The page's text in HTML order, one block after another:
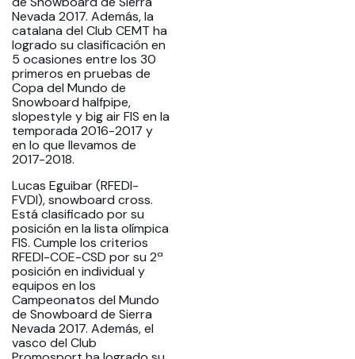
Nevada 2017. Además, la
catalana del Club CEMT ha
logrado su clasificación en
5 ocasiones entre los 30
primeros en pruebas de
Copa del Mundo de
Snowboard halfpipe,
slopestyle y big air FIS en la
temporada 2016-2017 y
en lo que llevamos de
2017-2018.
Lucas Eguibar (RFEDI-
FVDI), snowboard cross.
Está clasificado por su
posición en la lista olímpica
FIS. Cumple los criterios
RFEDI-COE-CSD por su 2ª
posición en individual y
equipos en los
Campeonatos del Mundo
de Snowboard de Sierra
Nevada 2017. Además, el
vasco del Club